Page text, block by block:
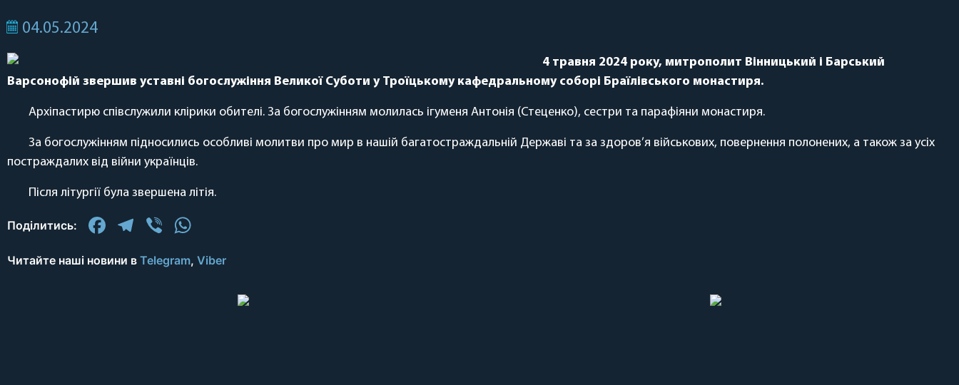
04.05.2024
4 травня 2024 року, митрополит Вінницький і Барський
Варсонофій звершив уставні богослужіння Великої Суботи у Троїцькому кафедральному соборі Браїлівського монастиря.
Архіпастирю співслужили клірики обителі. За богослужінням молилась ігуменя Антонія (Стеценко), сестри та парафіяни монастиря.
За богослужінням підносились особливі молитви про мир в нашій багатостраждальній Державі та за здоров’я військових, повернення полонених, а також за усіх
постраждалих від війни українців.
Після літургії була звершена літія.
Поділитись: Facebook
Telegram
Viber
Читайте наші новини в Telegram, Viber